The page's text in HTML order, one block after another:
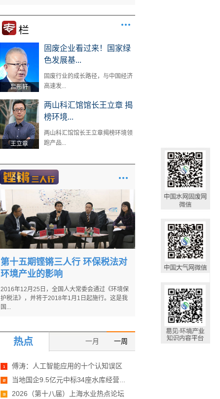
吕彤轩
固废企业看过来！国家绿
色发展基...
固废行业的成长路径，与中国经济
高速发...
王立章
两山科汇馆馆长王立章 揭
榜环境...
两山科汇馆馆长王立章揭榜环境领
跑产品...
第十五期铿锵三人行 环保税法对
环境产业的影响
2016年12月25日，全国人大常委会通过《环境保
护税法》，并将于2018年1月1日起施行。这是我
国...
热点 一周
一月
傅涛：人工智能应用的十个认知误区
当地国企9.5亿元中标34座水库经营...
2026（第十八届）上海水业热点论坛